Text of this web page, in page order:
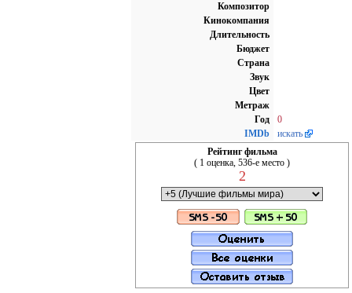
Композитор
Кинокомпания
Длительность
Бюджет
Страна
Звук
Цвет
Метраж
Год
0
IMDb
искать
Рейтинг фильма
( 1 оценка, 536-е место )
2